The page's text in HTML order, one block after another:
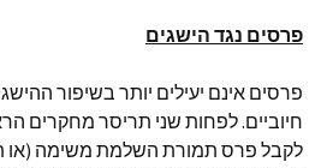
פרסים נגד הישגים
פרסים אינם יעילים יותר בשיפור
חיוביים. לפחות שני תריסר מחקרים
לקבל פרס תמורת השלמת משימה (או